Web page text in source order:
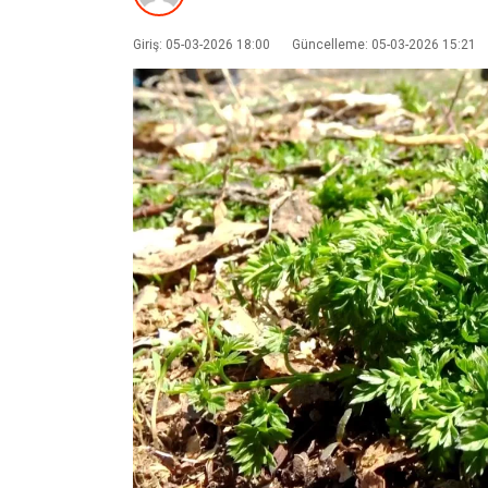
Giriş: 05-03-2026 18:00 Güncelleme: 05-03-2026 15:21